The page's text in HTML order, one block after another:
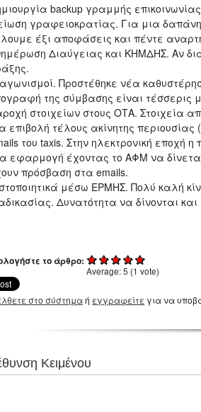
backup γραμμής
γραφειοκρατίας. Για μια
έξι αποφάσεις και πέντε
Διαύγειας και ΚΗΜΔΗΣ. Αν
Προστέθηκε νέα
της σύμβασης είναι τέσσερις
στοιχείων στους ΟΤΑ. Στοιχεία
επιβολή τέλους ακίνητης
του taxis. Στην ηλεκτρονική εποχή
εφαρμογή έχοντας το ΑΦΜ να
πρόσβαση στα emails.
μέσω ΕΡΜΗΣ. Πολύ καλή
Δυνατότητα να δίνονται
το άρθρο:
Average:5 (1 vote)
στο σύστημαή εγγραφείτε για να
Κειμένου